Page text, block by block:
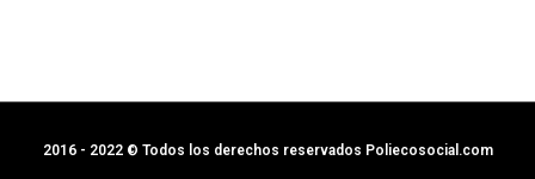
2016 - 2022 © Todos los derechos reservados Poliecosocial.com